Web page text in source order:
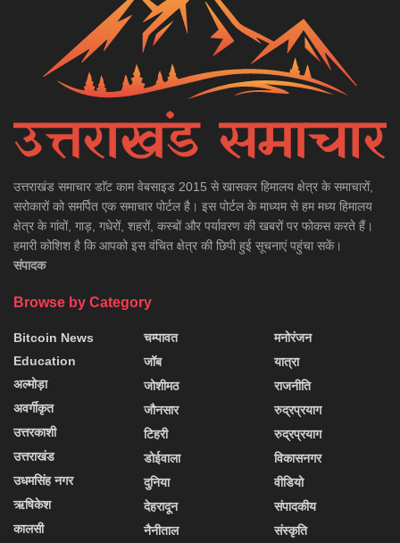
उत्तराखंड समाचार डाॅट काम वेबसाइड 2015 से खासकर हिमालय क्षेत्र के समाचारों,
सरोकारों को समर्पित एक समाचार पोर्टल है। इस पोर्टल के माध्यम से हम मध्य हिमालय
क्षेत्र के गांवों, गाड़, गधेरों, शहरों, कस्बों और पर्यावरण की खबरों पर फोकस करते हैं।
हमारी कोशिश है कि आपको इस वंचित क्षेत्र की छिपी हुई सूचनाएं पहुंचा सकें।
संपादक
Browse by Category
Bitcoin News
Education
अल्मोड़ा
अवर्गीकृत
उत्तरकाशी
उत्तराखंड
उधमसिंह नगर
ऋषिकेश
कालसी
चम्पावत
जॉब
जोशीमठ
जौनसार
टिहरी
डोईवाला
दुनिया
देहरादून
नैनीताल
मनोरंजन
यात्रा
राजनीति
रुद्रप्रयाग
रुद्रप्रयाग
विकासनगर
वीडियो
संपादकीय
संस्कृति